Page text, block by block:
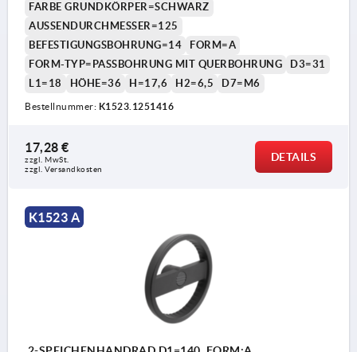
FARBE GRUNDKÖRPER=SCHWARZ
AUSSENDURCHMESSER=125
BEFESTIGUNGSBOHRUNG=14
FORM=A
FORM-TYP=PASSBOHRUNG MIT QUERBOHRUNG
D3=31
L1=18
HÖHE=36 H=17,6 H2=6,5 D7=M6
Bestellnummer: K1523.1251416
17,28 €
zzgl. MwSt.
zzgl. Versandkosten
DETAILS
K1523 A